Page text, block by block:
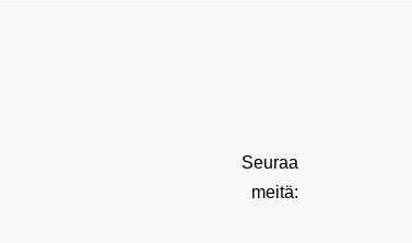
Seuraa
meitä: